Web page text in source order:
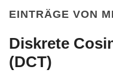
EINTRÄGE VON
Diskrete
(DCT)